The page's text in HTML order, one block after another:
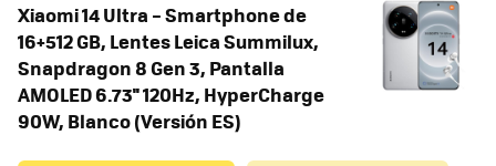
Xiaomi 14 Ultra – Smartphone de
16+512 GB, Lentes Leica Summilux,
Snapdragon 8 Gen 3, Pantalla
AMOLED 6.73'' 120Hz, HyperCharge
90W, Blanco (Versión ES)